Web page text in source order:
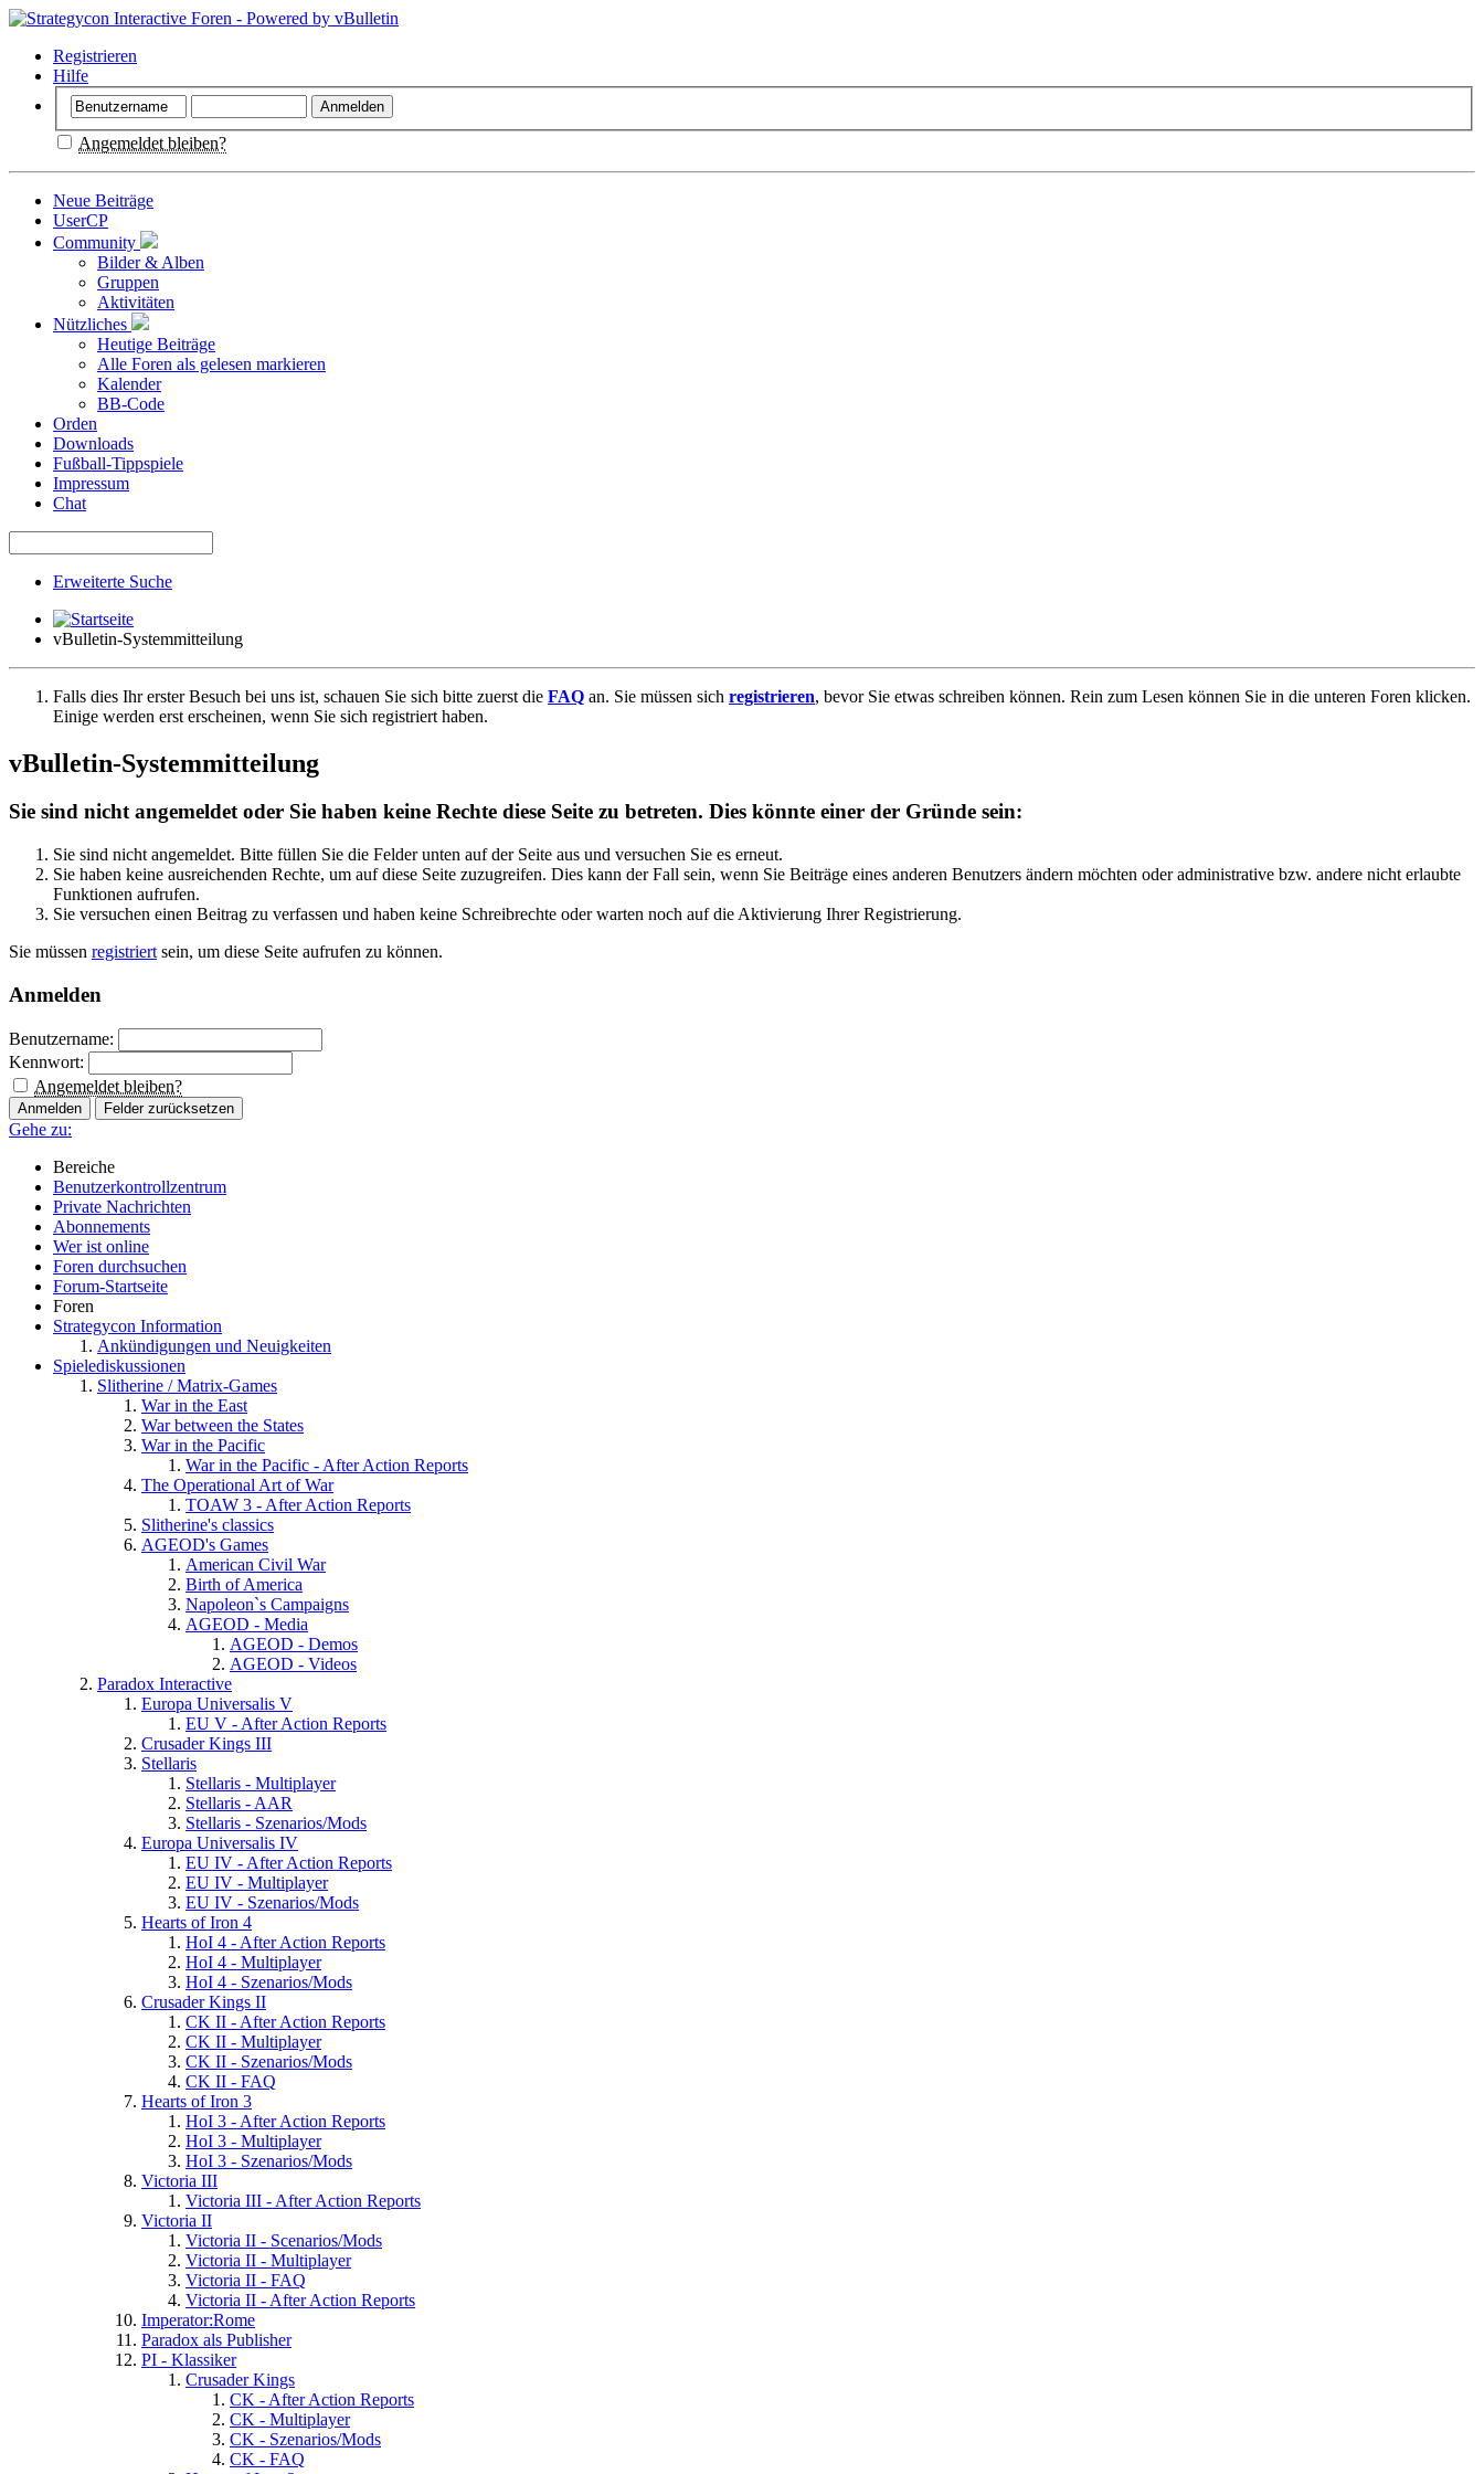
Registrieren
Hilfe
Angemeldet bleiben?
Neue Beiträge
UserCP
Community
Bilder & Alben
Gruppen
Aktivitäten
Nützliches
Heutige Beiträge
Alle Foren als gelesen markieren
Kalender
BB-Code
Orden
Downloads
Fußball-Tippspiele
Impressum
Chat
Erweiterte Suche
vBulletin-Systemmitteilung
Falls dies Ihr erster Besuch bei uns ist, schauen Sie sich bitte zuerst die FAQ an. Sie müssen sich registrieren, bevor Sie etwas schreiben können. Rein zum Lesen können Sie in die unteren Foren klicken.
Einige werden erst erscheinen, wenn Sie sich registriert haben.
vBulletin-Systemmitteilung
Sie sind nicht angemeldet oder Sie haben keine Rechte diese Seite zu betreten. Dies könnte einer der Gründe sein:
Sie sind nicht angemeldet. Bitte füllen Sie die Felder unten auf der Seite aus und versuchen Sie es erneut.
Sie haben keine ausreichenden Rechte, um auf diese Seite zuzugreifen. Dies kann der Fall sein, wenn Sie Beiträge eines anderen Benutzers ändern möchten oder administrative bzw. andere nicht erlaubte
Funktionen aufrufen.
Sie versuchen einen Beitrag zu verfassen und haben keine Schreibrechte oder warten noch auf die Aktivierung Ihrer Registrierung.
Sie müssen registriert sein, um diese Seite aufrufen zu können.
Anmelden
Benutzername:
Kennwort:
Angemeldet bleiben?
Gehe zu:
Bereiche
Benutzerkontrollzentrum
Private Nachrichten
Abonnements
Wer ist online
Foren durchsuchen
Forum-Startseite
Foren
Strategycon Information
Ankündigungen und Neuigkeiten
Spielediskussionen
Slitherine / Matrix-Games
War in the East
War between the States
War in the Pacific
War in the Pacific - After Action Reports
The Operational Art of War
TOAW 3 - After Action Reports
Slitherine's classics
AGEOD's Games
American Civil War
Birth of America
Napoleon`s Campaigns
AGEOD - Media
AGEOD - Demos
AGEOD - Videos
Paradox Interactive
Europa Universalis V
EU V - After Action Reports
Crusader Kings III
Stellaris
Stellaris - Multiplayer
Stellaris - AAR
Stellaris - Szenarios/Mods
Europa Universalis IV
EU IV - After Action Reports
EU IV - Multiplayer
EU IV - Szenarios/Mods
Hearts of Iron 4
HoI 4 - After Action Reports
HoI 4 - Multiplayer
HoI 4 - Szenarios/Mods
Crusader Kings II
CK II - After Action Reports
CK II - Multiplayer
CK II - Szenarios/Mods
CK II - FAQ
Hearts of Iron 3
HoI 3 - After Action Reports
HoI 3 - Multiplayer
HoI 3 - Szenarios/Mods
Victoria III
Victoria III - After Action Reports
Victoria II
Victoria II - Scenarios/Mods
Victoria II - Multiplayer
Victoria II - FAQ
Victoria II - After Action Reports
Imperator:Rome
Paradox als Publisher
PI - Klassiker
Crusader Kings
CK - After Action Reports
CK - Multiplayer
CK - Szenarios/Mods
CK - FAQ